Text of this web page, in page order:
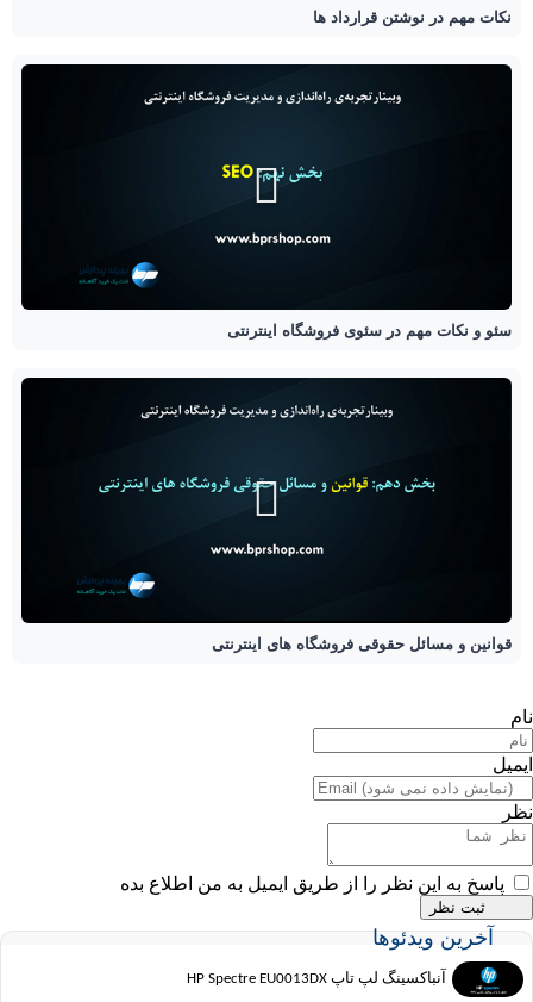
نکات مهم در نوشتن قرارداد ها
سئو و نکات مهم در سئوی فروشگاه اینترنتی
قوانین و مسائل حقوقی فروشگاه های اینترنتی
نام
ایمیل
نظر
پاسخ به این نظر را از طریق ایمیل به من اطلاع بده
آخرین ویدئوها
آنباکسینگ لپ تاپ HP Spectre EU0013DX